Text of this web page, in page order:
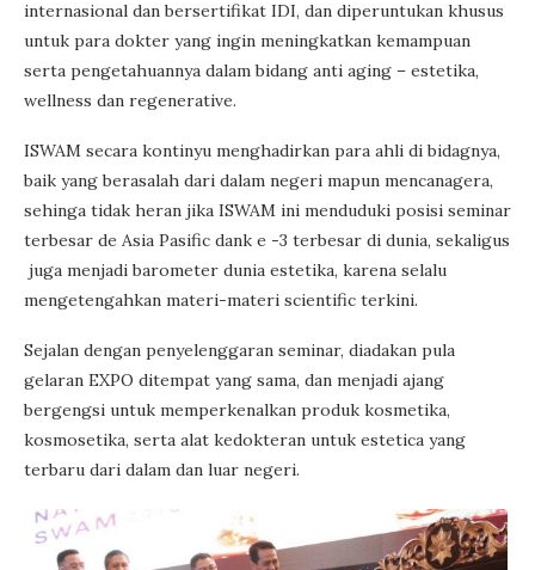
internasional dan bersertifikat IDI, dan diperuntukan khusus
untuk para dokter yang ingin meningkatkan kemampuan
serta pengetahuannya dalam bidang anti aging – estetika,
wellness dan regenerative.
ISWAM secara kontinyu menghadirkan para ahli di bidagnya,
baik yang berasalah dari dalam negeri mapun mencanagera,
sehinga tidak heran jika ISWAM ini menduduki posisi seminar
terbesar de Asia Pasific dank e -3 terbesar di dunia, sekaligus
juga menjadi barometer dunia estetika, karena selalu
mengetengahkan materi-materi scientific terkini.
Sejalan dengan penyelenggaran seminar, diadakan pula
gelaran EXPO ditempat yang sama, dan menjadi ajang
bergengsi untuk memperkenalkan produk kosmetika,
kosmosetika, serta alat kedokteran untuk estetica yang
terbaru dari dalam dan luar negeri.